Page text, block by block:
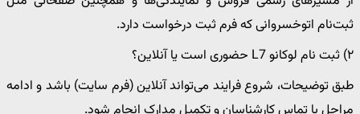
ثبت‌نام اتوخسروانی که فرم ثبت درخواست دارد.
۲) ثبت نام لوکانو L7 حضوری است یا آنلاین؟
طبق توضیحات، شروع فرایند می‌تواند آنلاین (فرم سایت) باشد و ادامه